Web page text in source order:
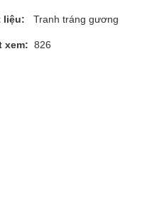
liệu: Tranh tráng gương
xem: 826